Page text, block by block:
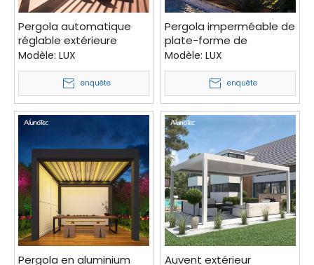
Pergola automatique
réglable extérieure
moderne de grand
auvent imperméable de
grand auvent pour le
jardin
Modèle: LUX
enquête
Pergola imperméable de
plate-forme de
revêtement de poudre
d'auvent se pliant de
belvédère pour le jardin
Modèle: LUX
enquête
Pergola en aluminium Auvent extérieur